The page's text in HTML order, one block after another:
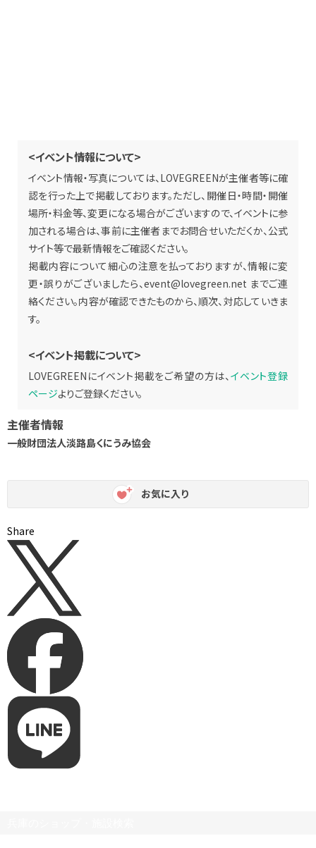
<イベント情報について>
イベント情報・写真については、LOVEGREENが主催者等に確
認を行った上で掲載しております。ただし、開催日・時間・開催
場所・料金等、変更になる場合がございますので、イベントに参
加される場合は、事前に主催者までお問合せいただくか、公式
サイト等で最新情報をご確認ください。
掲載内容について細心の注意を払っておりますが、情報に変
更・誤りがございましたら、event@lovegreen.net までご連
絡ください。内容が確認できたものから、順次、対応していきま
す。
<イベント掲載について>
LOVEGREENにイベント掲載をご希望の方は、 イベント登録
ページよりご登録ください。
主催者情報
一般財団法人淡路島くにうみ協会
お気に入り
Share